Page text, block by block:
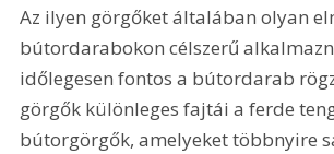
Az ilyen görgőket általában olyan
bútordarabokon célszerű
időlegesen fontos a bútordarab
görgők különleges fajtái a ferde
bútorgörgők, amelyeket többnyire